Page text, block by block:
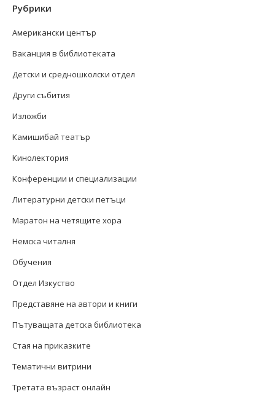
Рубрики
Американски център
Ваканция в библиотеката
Детски и средношколски отдел
Други събития
Изложби
Камишибай театър
Кинолектория
Конференции и специализации
Литературни детски петъци
Маратон на четящите хора
Немска читалня
Обучения
Отдел Изкуство
Представяне на автори и книги
Пътуващата детска библиотека
Стая на приказките
Тематични витрини
Третата възраст онлайн